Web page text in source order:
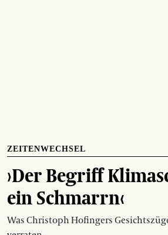
ZEITENWECHSEL
›Der Begriff
ein Schmarrn‹
Was Christoph Hofingers